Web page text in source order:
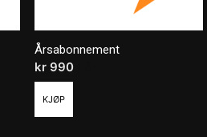
Årsabonnement
kr990
KJØP